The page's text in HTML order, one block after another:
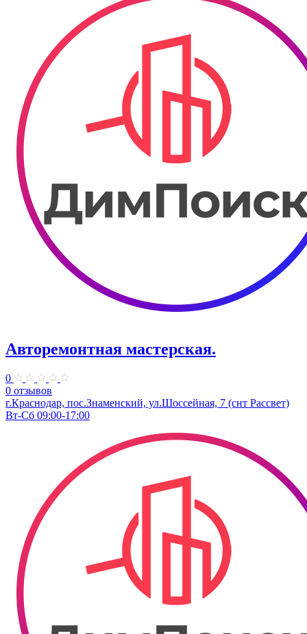
Авторемонтная мастерская.
0
0 отзывов
г.Краснодар, пос.Знаменский, ул.Шоссейная, 7 (снт Рассвет)
Вт-Сб 09:00-17:00